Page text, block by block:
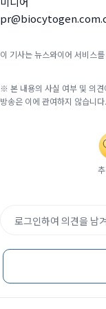
이 기사는 뉴스와이어 서비스
※ 본 내용의 사실 여부 및 의견
방송은 이에 관여하지 않습니다.
로그인하여 의견을 남